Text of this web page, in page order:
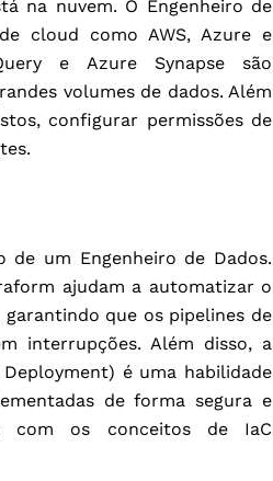
na nuvem. O Engenheiro de
cloud como AWS, Azure e
e Azure Synapse são
volumes de dados. Além
configurar permissões de
um Engenheiro de Dados.
ajudam a automatizar o
que os pipelines de
interrupções. Além disso, a
é uma habilidade
de forma segura e
com os conceitos de IaC